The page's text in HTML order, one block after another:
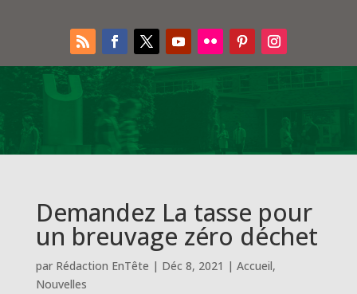
Demandez La tasse pour
un breuvage zéro déchet
par Rédaction EnTête | Déc 8, 2021 | Accueil,
Nouvelles